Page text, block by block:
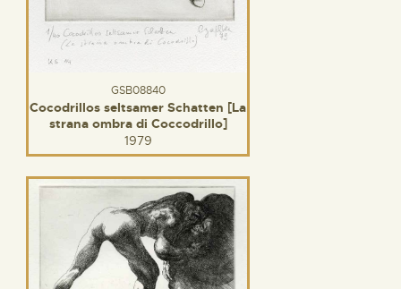
GSB08840
Cocodrillos seltsamer Schatten [La
strana ombra di Coccodrillo]
1979